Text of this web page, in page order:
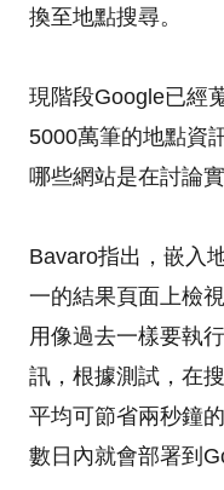
換至地點搜尋。
現階段Google已經
5000萬筆的地點資
哪些網站是在討論
Bavaro指出，嵌入
一的結果頁面上檢
用像過去一樣要執
訊，根據測試，在
平均可節省兩秒鐘
數日內就會部署到